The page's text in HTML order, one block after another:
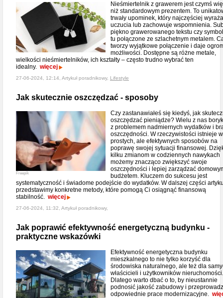
Nieśmiertelnik z grawerem jest czymś
niż standardowym prezentem. To
trwały upominek, który najczęściej wyraża
uczucia lub zachowuje wspomnienia.
piękno grawerowanego tekstu czy
tu połączone ze szlachetnym metalem.
tworzy wyjątkowe połączenie i daje
możliwości. Dostępne są różne metale,
wielkości nieśmiertelników, ich kształty – często trudno wybrać ten
idealny. więcej
27-06-2024, 12:14, Artykuł poradnikowy, Lifestyle
Jak skutecznie oszczędzać - sposoby
Freepik
Czy zastanawiałeś się kiedyś, jak
oszczędzać pieniądze? Wielu z nas
z problemem nadmiernych wydatków i
oszczędności. W rzeczywistości istnieje
prostych, ale efektywnych sposobów na
poprawę swojej sytuacji finansowej.
kilku zmianom w codziennych nawykach
możemy znacząco zwiększyć swoje
oszczędności i lepiej zarządzać
budżetem. Kluczem do sukcesu jest
systematyczność i świadome podejście do wydatków. W dalszej części
przedstawimy konkretne metody, które pomogą Ci osiągnąć finansową
stabilność. więcej
27-06-2024, 11:32, Artykuł poradnikowy,
Jak poprawić efektywność energetyczną budynku -
praktyczne wskazówki
Efektywność energetyczna budynku
mieszkalnego to nie tylko korzyść dla
środowiska naturalnego, ale też dla
właścicieli i użytkowników nieruchomości.
Dlatego warto dbać o to, by nieustannie
podnosić jakość zabudowy i
odpowiednie prace modernizacyjne.